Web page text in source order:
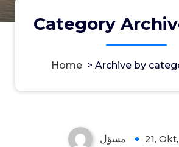
Category
Home> Archive by
مسؤل 21,